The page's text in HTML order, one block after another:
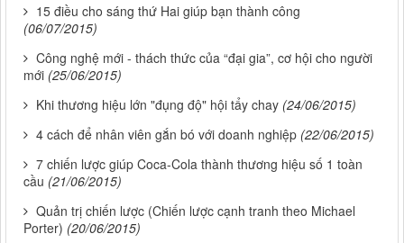
15 điều cho sáng thứ Hai giúp bạn thành công
(06/07/2015)
Công nghệ mới - thách thức của “đại gia”, cơ hội cho người
mới (25/06/2015)
Khi thương hiệu lớn "đụng độ" hội tẩy chay (24/06/2015)
4 cách để nhân viên gắn bó với doanh nghiệp (22/06/2015)
7 chiến lược giúp Coca-Cola thành thương hiệu số 1 toàn
cầu (21/06/2015)
Quản trị chiến lược (Chiến lược cạnh tranh theo Michael
Porter) (20/06/2015)